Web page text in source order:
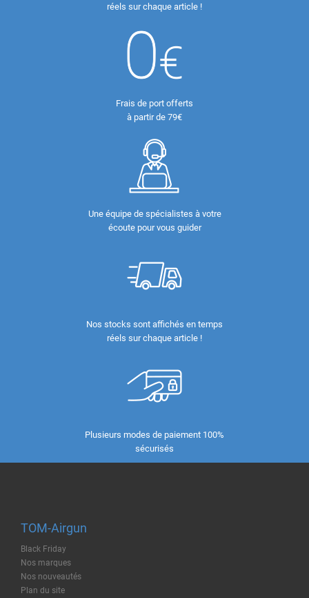
réels sur chaque article !
Frais de port offerts
à partir de 79€
Une équipe de spécialistes à votre
écoute pour vous guider
Nos stocks sont affichés en temps
réels sur chaque article !
Plusieurs modes de paiement 100%
sécurisés
TOM-Airgun
Black Friday
Nos marques
Nos nouveautés
Plan du site